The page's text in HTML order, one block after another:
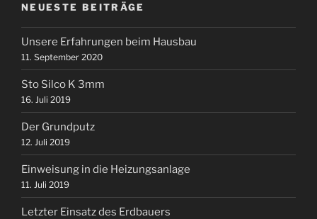
NEUESTE BEITRÄGE
Unsere Erfahrungen beim Hausbau
11. September 2020
Sto Silco K 3mm
16. Juli 2019
Der Grundputz
12. Juli 2019
Einweisung in die Heizungsanlage
11. Juli 2019
Letzter Einsatz des Erdbauers